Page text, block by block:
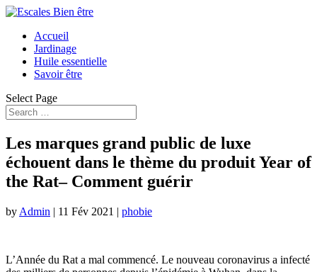
Accueil
Jardinage
Huile essentielle
Savoir être
Select Page
Les marques grand public de luxe
échouent dans le thème du produit Year of
the Rat– Comment guérir
by Admin | 11 Fév 2021 | phobie
L’Année du Rat a mal commencé. Le nouveau coronavirus a infecté